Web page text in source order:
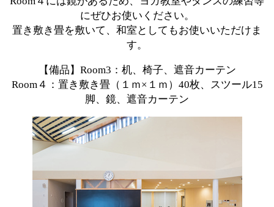
にぜひお使いください。
置き敷き畳を敷いて、和室としてもお使いいただけま
す。
【備品】Room3：机、椅子、遮音カーテン
Room４：置き敷き畳（１ｍ×１ｍ）40枚、スツール15
脚、鏡、遮音カーテン